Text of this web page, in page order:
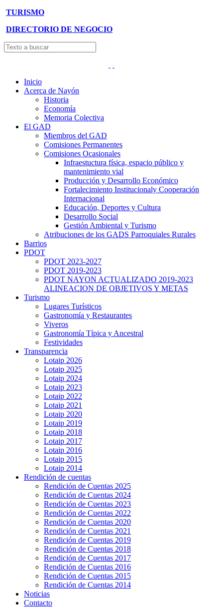
TURISMO
DIRECTORIO DE NEGOCIO
Inicio
Acerca de Nayón
Historia
Economía
Memoria Colectiva
El GAD
Miembros del GAD
Comisiones Permanentes
Comisiones Ocasionales
Infraestuctura física, espacio público y
mantenimiento vial
Producción y Desarrollo Económico
Fortalecimiento Institucionaly Cooperación
Internacional
Educación, Deportes y Cultura
Desarrollo Social
Gestión Ambiental y Turismo
Atribuciones de los GADS Parroquiales Rurales
Barrios
PDOT
PDOT 2023-2027
PDOT 2019-2023
PDOT NAYON ACTUALIZADO 2019-2023
ALINEACION DE OBJETIVOS Y METAS
Turismo
Lugares Turísticos
Gastronomía y Restaurantes
Viveros
Gastronomía Típica y Ancestral
Festividades
Transparencia
Lotaip 2026
Lotaip 2025
Lotaip 2024
Lotaip 2023
Lotaip 2022
Lotaip 2021
Lotaip 2020
Lotaip 2019
Lotaip 2018
Lotaip 2017
Lotaip 2016
Lotaip 2015
Lotaip 2014
Rendición de cuentas
Rendición de Cuentas 2025
Rendición de Cuentas 2024
Rendición de Cuentas 2023
Rendición de Cuentas 2022
Rendición de Cuentas 2020
Rendición de Cuentas 2021
Rendición de Cuentas 2019
Rendición de Cuentas 2018
Rendición de Cuentas 2017
Rendición de Cuentas 2016
Rendición de Cuentas 2015
Rendición de Cuentas 2014
Noticias
Contacto